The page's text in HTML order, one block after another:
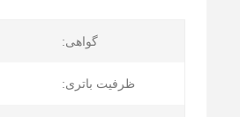
گواهی:
ظرفیت باتری: